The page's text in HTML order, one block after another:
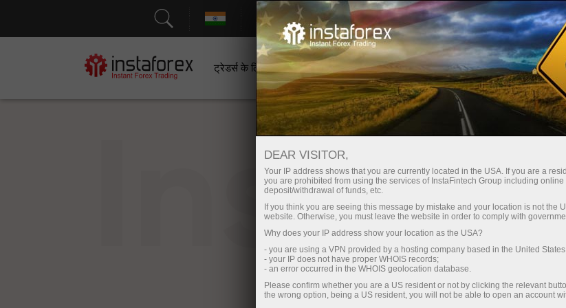
सहायता तुरंत खाता खोलना ट्रेडिंग प्लेटफॉर्म
ट्रेडर्स के लिए शुरुआती के लिए निवेशकों के लिए भागीदारों के लिए
DEAR VISITOR,
Your IP address shows that you are currently located in the USA. If you are a
you are prohibited from using the services of InstaFintech Group including
deposit/withdrawal of funds, etc.
If you think you are seeing this message by mistake and your location is not the
website. Otherwise, you must leave the website in order to comply with
Why does your IP address show your location as the USA?
- you are using a VPN provided by a hosting company based in the United
- your IP does not have proper WHOIS records;
- an error occurred in the WHOIS geolocation database.
Please confirm whether you are a US resident or not by clicking the relevant
the wrong option, being a US resident, you will not be able to open an account